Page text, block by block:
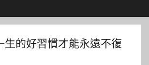
生的好習慣才能永遠不復